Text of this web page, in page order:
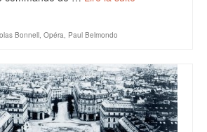
Bonnell, Opéra, Paul Belmondo